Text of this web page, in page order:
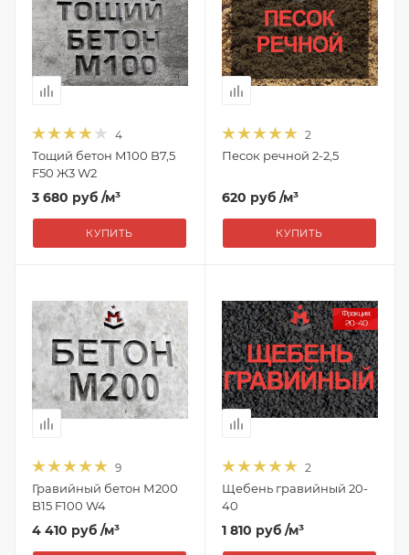
4
Тощий бетон М100 B7,5
F50 Ж3 W2
3 680 руб /м³
КУПИТЬ
2
Песок речной 2-2,5
620 руб /м³
КУПИТЬ
9
Гравийный бетон М200
B15 F100 W4
4 410 руб /м³
2
Щебень гравийный 20-
40
1 810 руб /м³